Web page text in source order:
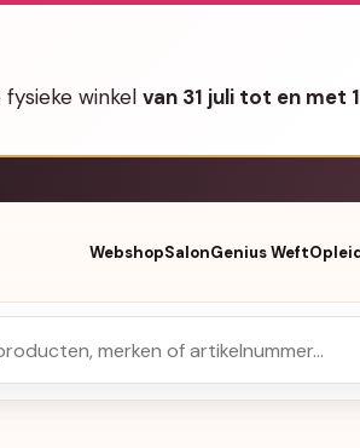
winkel van 31 juli tot en met
WebshopSalonGenius Weft